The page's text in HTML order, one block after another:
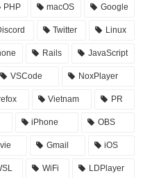
PHP macOS Google
Twitter Linux
Rails JavaScript
VSCode NoxPlayer
Vietnam PR
iPhone OBS
Gmail iOS
WiFi LDPlayer